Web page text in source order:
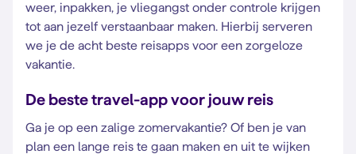
weer, inpakken, je vliegangst onder controle krijgen
tot aan jezelf verstaanbaar maken. Hierbij serveren
we je de acht beste reisapps voor een zorgeloze
vakantie.
De beste travel-app voor jouw reis
Ga je op een zalige zomervakantie? Of ben je van
plan een lange reis te gaan maken en uit te wijken